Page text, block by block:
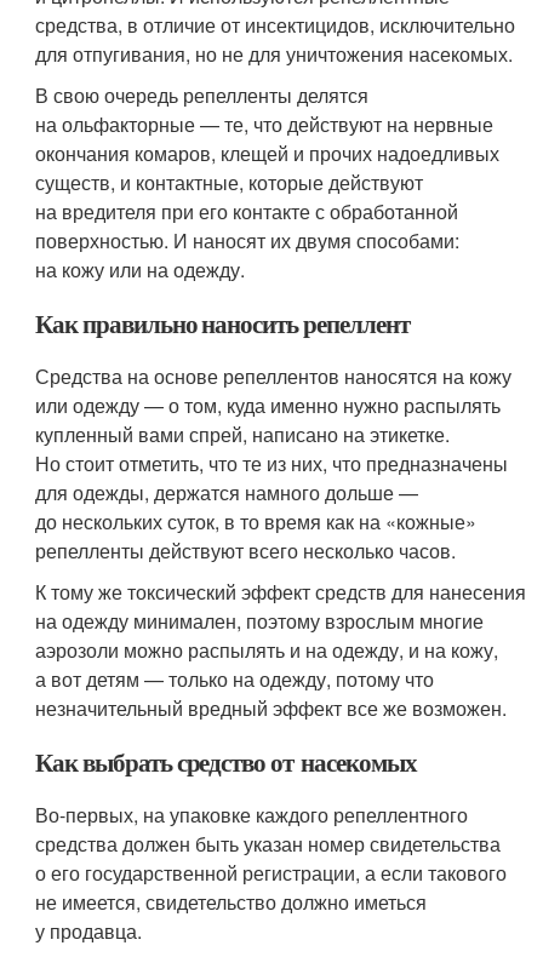
средства, в отличие от инсектицидов, исключительно
для отпугивания, но не для уничтожения насекомых.
В свою очередь репелленты делятся
на ольфакторные — те, что действуют на нервные
окончания комаров, клещей и прочих надоедливых
существ, и контактные, которые действуют
на вредителя при его контакте с обработанной
поверхностью. И наносят их двумя способами:
на кожу или на одежду.
Как правильно наносить репеллент
Средства на основе репеллентов наносятся на кожу
или одежду — о том, куда именно нужно распылять
купленный вами спрей, написано на этикетке.
Но стоит отметить, что те из них, что предназначены
для одежды, держатся намного дольше —
до нескольких суток, в то время как на «кожные»
репелленты действуют всего несколько часов.
К тому же токсический эффект средств для нанесения
на одежду минимален, поэтому взрослым многие
аэрозоли можно распылять и на одежду, и на кожу,
а вот детям — только на одежду, потому что
незначительный вредный эффект все же возможен.
Как выбрать средство от насекомых
Во-первых, на упаковке каждого репеллентного
средства должен быть указан номер свидетельства
о его государственной регистрации, а если такового
не имеется, свидетельство должно иметься
у продавца.